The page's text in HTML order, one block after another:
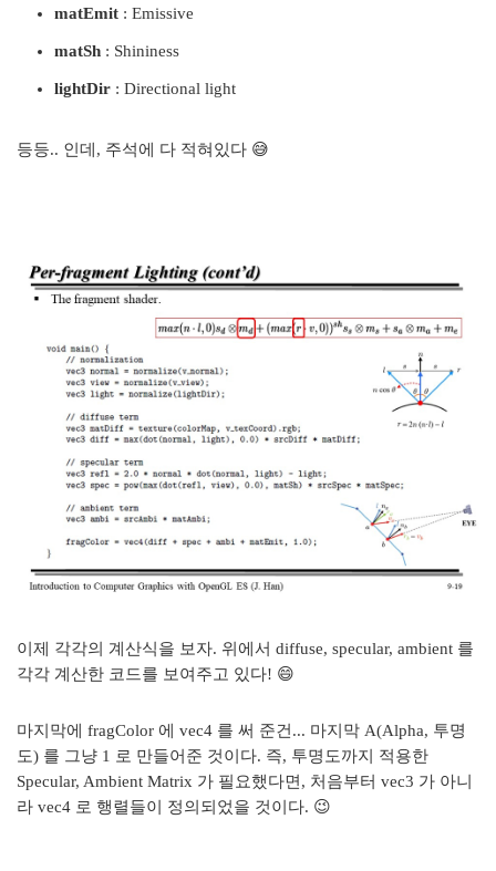
matEmit : Emissive
matSh : Shininess
lightDir : Directional light
등등.. 인데, 주석에 다 적혀있다 😅
이제 각각의 계산식을 보자. 위에서 diffuse, specular, ambient 를
각각 계산한 코드를 보여주고 있다! 😄
마지막에 fragColor 에 vec4 를 써 준건... 마지막 A(Alpha, 투명
도) 를 그냥 1 로 만들어준 것이다. 즉, 투명도까지 적용한
Specular, Ambient Matrix 가 필요했다면, 처음부터 vec3 가 아니
라 vec4 로 행렬들이 정의되었을 것이다. 😉